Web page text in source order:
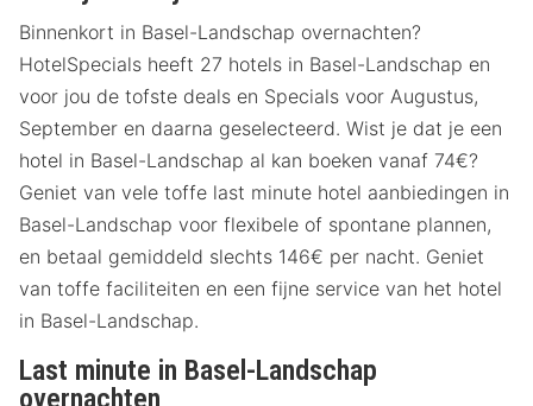
Binnenkort in Basel-Landschap overnachten?
HotelSpecials heeft 27 hotels in Basel-Landschap en
voor jou de tofste deals en Specials voor Augustus,
September en daarna geselecteerd. Wist je dat je een
hotel in Basel-Landschap al kan boeken vanaf 74€?
Geniet van vele toffe last minute hotel aanbiedingen in
Basel-Landschap voor flexibele of spontane plannen,
en betaal gemiddeld slechts 146€ per nacht. Geniet
van toffe faciliteiten en een fijne service van het hotel
in Basel-Landschap.
Last minute in Basel-Landschap
overnachten